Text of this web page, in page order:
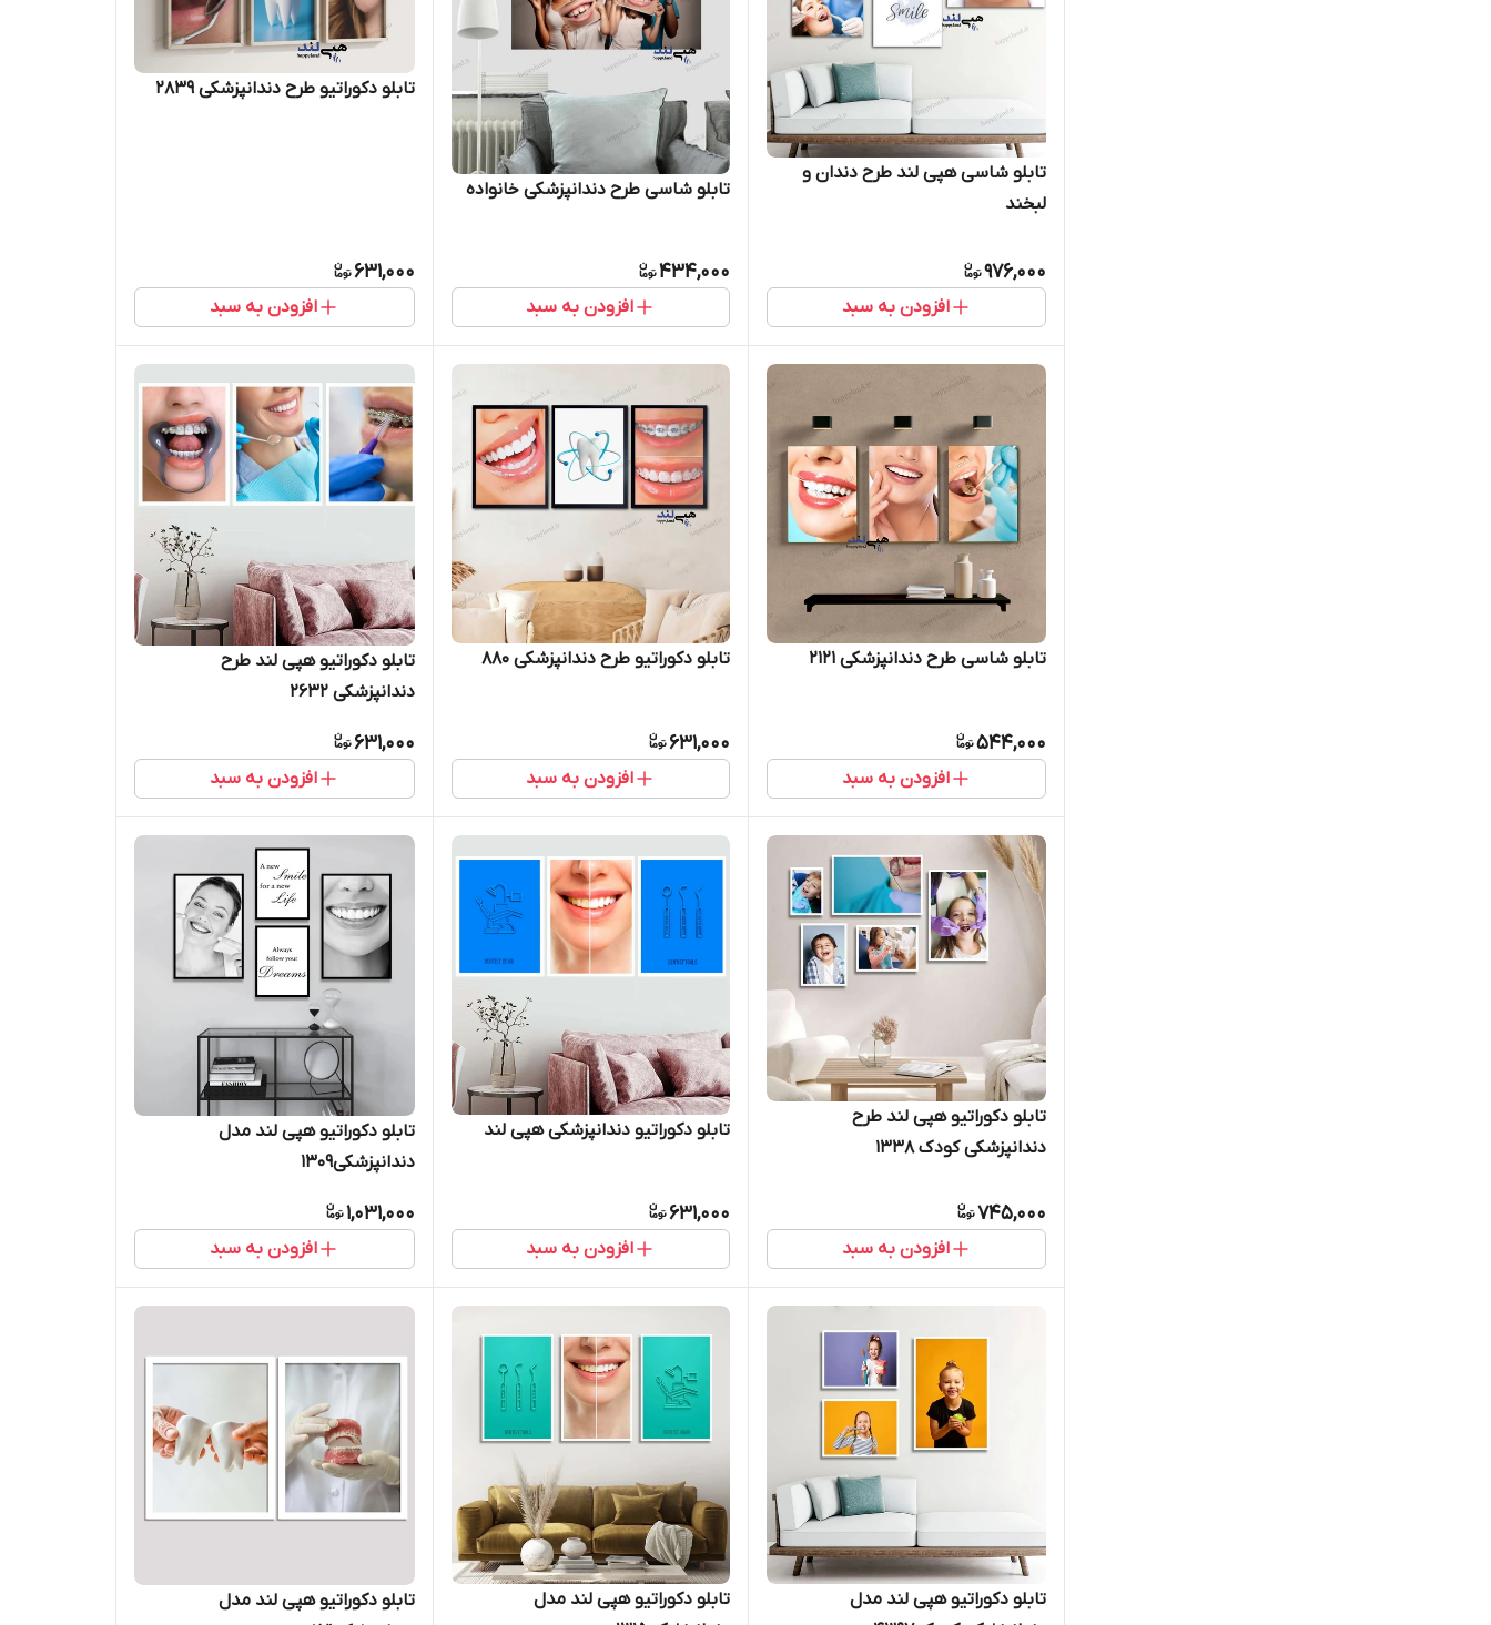
تابلو شاسی هپی لند طرح دندان و
لبخند
976,000
افزودن به سبد
تابلو شاسی طرح دندانپزشکی خانواده
434,000
افزودن به سبد
تابلو دکوراتیو طرح دندانپزشکی 2839
631,000
افزودن به سبد
تابلو شاسی طرح دندانپزشکی 2121
544,000
افزودن به سبد
تابلو دکوراتیو طرح دندانپزشکی 880
631,000
افزودن به سبد
تابلو دکوراتیو هپی لند طرح
دندانپزشکی 2632
631,000
افزودن به سبد
تابلو دکوراتیو هپی لند طرح
دندانپزشکی کودک 1338
745,000
افزودن به سبد
تابلو دکوراتیو دندانپزشکی هپی لند
631,000
افزودن به سبد
تابلو دکوراتیو هپی لند مدل
دندانپزشکی1309
1,031,000
افزودن به سبد
تابلو دکوراتیو هپی لند مدل
تابلو دکوراتیو هپی لند مدل
تابلو دکوراتیو هپی لند مدل